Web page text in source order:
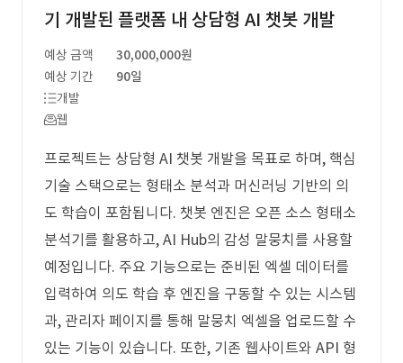
기 개발된 플랫폼 내 상담형 AI 챗봇 개발
예상 금액
30,000,000원
예상 기간
90일
개발
웹
프로젝트는 상담형 AI 챗봇 개발을 목표로 하며, 핵심
기술 스택으로는 형태소 분석과 머신러닝 기반의 의
도 학습이 포함됩니다. 챗봇 엔진은 오픈 소스 형태소
분석기를 활용하고, AI Hub의 감성 말뭉치를 사용할
예정입니다. 주요 기능으로는 준비된 엑셀 데이터를
입력하여 의도 학습 후 엔진을 구동할 수 있는 시스템
과, 관리자 페이지를 통해 말뭉치 엑셀을 업로드할 수
있는 기능이 있습니다. 또한, 기존 웹사이트와 API 형